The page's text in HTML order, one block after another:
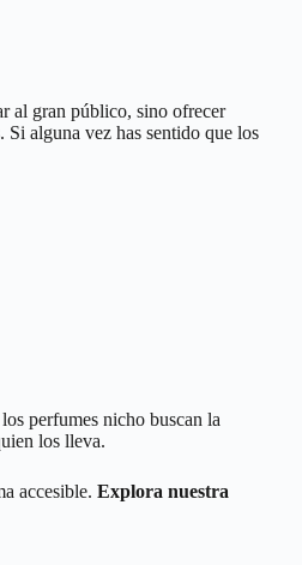
al gran público, sino ofrecer
alguna vez has sentido que los
perfumes nicho buscan la
los lleva.
accesible. Explora nuestra